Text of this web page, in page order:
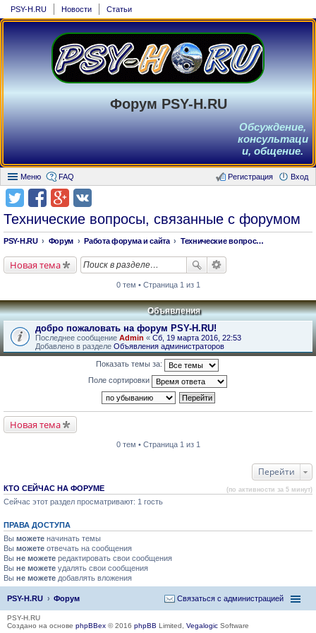
PSY-H.RU Новости Статьи
Форум PSY-H.RU
Обсуждение,
консультаци
и, общение.
Меню FAQ Вход
Регистрация
Технические вопросы, связанные с форумом
PSY-H.RU Форум Работа форума и сайта Технические вопросы, связанные с форумом
Новая тема
0 тем • Страница 1 из 1
Объявления
добро пожаловать на форум PSY-H.RU!
Последнее сообщение Admin « Сб, 19 марта 2016, 22:53
Добавлено в разделе Объявления администраторов
Показать темы за:
Поле сортировки
Новая тема
0 тем • Страница 1 из 1
Перейти
КТО СЕЙЧАС НА ФОРУМЕ (по активности за 5 минут)
Сейчас этот раздел просматривают: 1 гость
ПРАВА ДОСТУПА
Вы можете начинать темы
Вы можете отвечать на сообщения
Вы не можете редактировать свои сообщения
Вы не можете удалять свои сообщения
Вы не можете добавлять вложения
PSY-H.RU Форум Связаться с администрацией
PSY-H.RU
Создано на основе phpBBex © 2016 phpBB Limited, Vegalogic Software